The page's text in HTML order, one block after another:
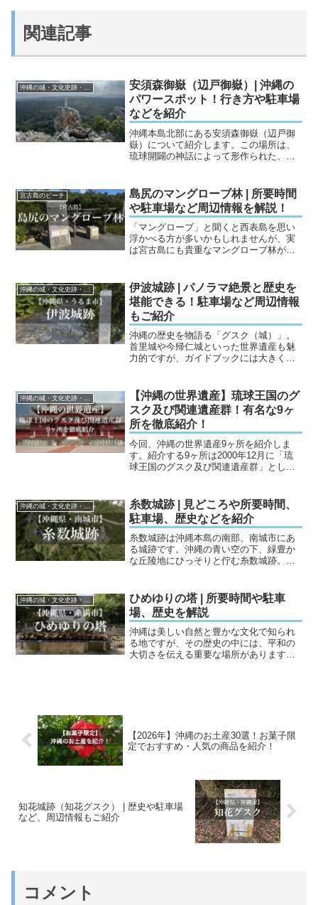
関連記事
安須森御嶽（辺戸御嶽）| 沖縄の
パワースポット！行き方や駐車場
などを紹介
沖縄本島北部にある安須森御嶽（辺戸御
嶽）について紹介します。この場所は、
琉球開闢の神話によって形作られた、沖
のむような自然の美しさ、神話にまつわ
る興味深い歴史、そして訪...
宮古島のビーチ
島尻のマングローブ林 | 所要時間
や駐車場など周辺情報を解説！
「マングローブ」と聞くと西表島を思い
浮かべる方が多いかもしれませんが、実
は宮古島にも貴重なマングローブ林があ
は、宮古諸島で最大規模を誇る群落であ
り、市の天然記念物にも指定...
沖縄の城・文化史跡・遺跡
伊波城跡 | パノラマ絶景と歴史を
堪能できる！駐車場など周辺情報
もご紹介
沖縄の歴史を物語る「グスク（城）」。
首里城や今帰仁城といった世界遺産も魅
力的ですが、ガイドブックには大きく載
市石川の高台にひっそりと佇む「伊波城
跡」。ここは、かつて琉球...
【沖縄の世界遺産】琉球王国のグ
スク及び関連遺産群！有名な9ヶ
所を徹底紹介！
今回、沖縄の世界遺産9ヶ所を紹介しま
す。紹介する9ヶ所は2000年12月に「琉
球王国のグスク及び関連遺産群」として
多くあります。今回紹介するのは以下の9
ヶ所です。今帰仁...
糸数城跡 | 見どころや所要時間、
駐車場、歴史などを紹介
糸数城跡は沖縄本島の南部、南城市にあ
る城跡です。沖縄の青い空の下、緑豊か
な丘陵地にひっそりと佇む糸数城跡。沖
す。糸数城跡は、その壮大な城壁や石
垣、素晴らしい自然景観が、歴...
沖縄の城・文化史跡・遺跡
ひめゆりの塔 | 所要時間や駐車
場、歴史を解説
沖縄は美しい自然と豊かな文化で知られ
る地ですが、その歴史の中には、平和の
大切さを伝える重要な場所があります。
【2026年】沖縄のお土産30選！お菓子限
定でおすすめ・人気の商品を紹介！
知花城跡（知花グスク） | 歴史や駐車場
など、周辺情報もご紹介
コメント